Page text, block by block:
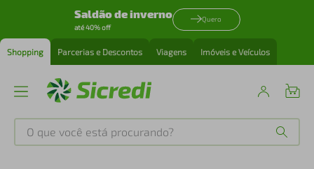
Saldão de inverno
até 40% off
Quero
Shopping Parcerias e Descontos Viagens Imóveis e Veículos
O que você está procurando?